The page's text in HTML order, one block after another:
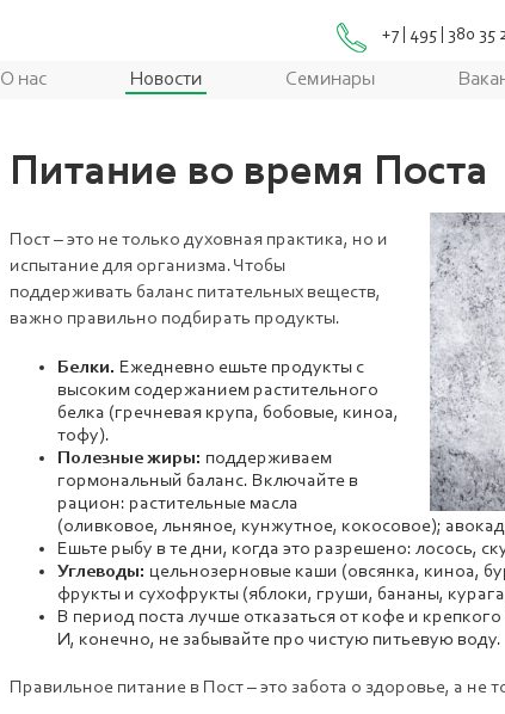
+7 | 495 | 380 35
О нас Новости Семинары
Питание во время Поста
Пост – это не только духовная практика, но и
испытание для организма. Чтобы
поддерживать баланс питательных веществ,
важно правильно подбирать продукты.
Белки. Ежедневно ешьте продукты с
высоким содержанием растительного
белка (гречневая крупа, бобовые, киноа,
тофу).
Полезные жиры: поддерживаем
гормональный баланс. Включайте в
рацион: растительные масла
(оливковое, льняное, кунжутное, кокосовое);
Ешьте рыбу в те дни, когда это разрешено: лосось,
Углеводы: цельнозерновые каши (овсянка, киноа,
фрукты и сухофрукты (яблоки, груши, бананы,
В период поста лучше отказаться от кофе и
И, конечно, не забывайте про чистую питьевую воду.
Правильное питание в Пост – это забота о здоровье, а не